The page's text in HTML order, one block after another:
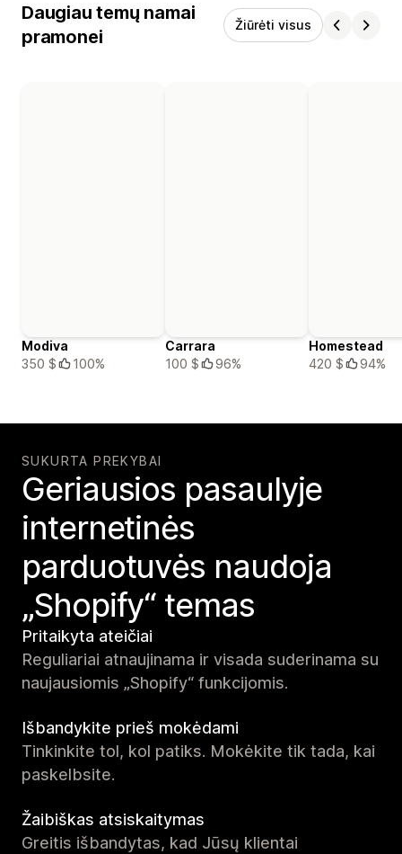
Daugiau temų namai
pramonei
Žiūrėti visus
Modiva
350 $
100%
Carrara
100 $
96%
Homestead
420 $
94%
SUKURTA PREKYBAI
Geriausios pasaulyje
internetinės
parduotuvės naudoja
„Shopify“ temas
Pritaikyta ateičiai
Reguliariai atnaujinama ir visada suderinama su
naujausiomis „Shopify“ funkcijomis.
Išbandykite prieš mokėdami
Tinkinkite tol, kol patiks. Mokėkite tik tada, kai
paskelbsite.
Žaibiškas atsiskaitymas
Greitis išbandytas, kad Jūsų klientai